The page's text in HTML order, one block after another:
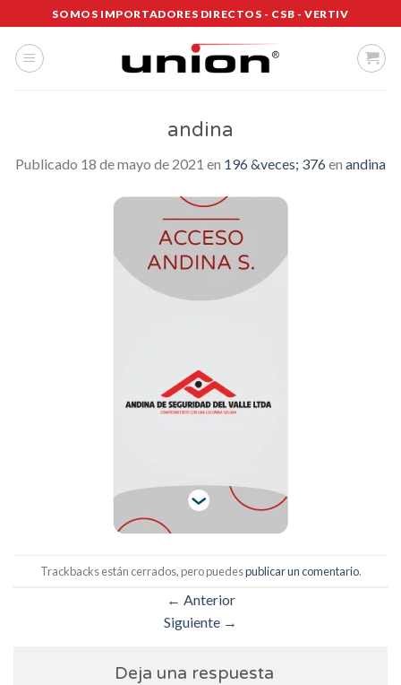
al
contenido
SOMOS IMPORTADORES DIRECTOS - CSB - VERTIV
andina
Publicado 18 de mayo de 2021 en 196 &veces; 376en andina
Trackbacks están cerrados, pero puedespublicar un comentario.
← Anterior
Siguiente →
Deja una respuesta